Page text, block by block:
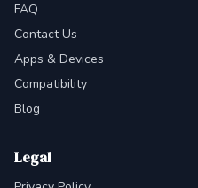
FAQ
Contact Us
Apps & Devices
Compatibility
Blog
Legal